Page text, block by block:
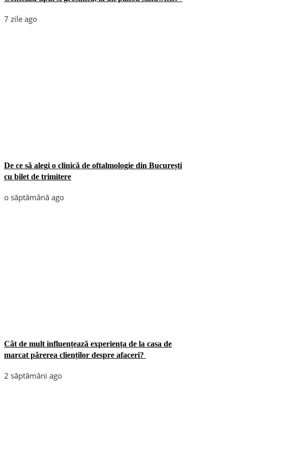
7 zile ago
De ce să alegi o clinică de oftalmologie din București
cu bilet de trimitere
o săptămână ago
Cât de mult influențează experiența de la casa de
marcat părerea clienților despre afaceri?
2 săptămâni ago